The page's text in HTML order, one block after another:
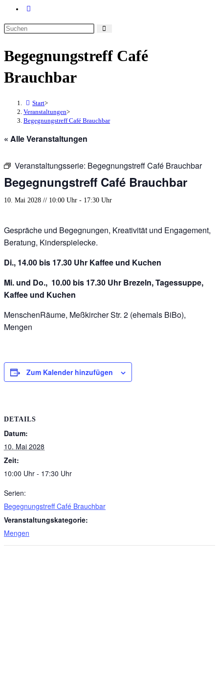
Begegnungstreff Café
Brauchbar
Start>
Veranstaltungen>
Begegnungstreff Café Brauchbar
« Alle Veranstaltungen
Veranstaltungsserie: Begegnungstreff Café Brauchbar
Begegnungstreff Café Brauchbar
10. Mai 2028 // 10:00 Uhr - 17:30 Uhr
Gespräche und Begegnungen, Kreativität und Engagement,
Beratung, Kinderspielecke.
Di., 14.00 bis 17.30 Uhr Kaffee und Kuchen
Mi. und Do., 10.00 bis 17.30 Uhr Brezeln, Tagessuppe,
Kaffee und Kuchen
MenschenRäume, Meßkircher Str. 2 (ehemals BiBo),
Mengen
Zum Kalender hinzufügen
DETAILS
Datum:
10. Mai 2028
Zeit:
10:00 Uhr - 17:30 Uhr
Serien:
Begegnungstreff Café Brauchbar
Veranstaltungskategorie:
Mengen